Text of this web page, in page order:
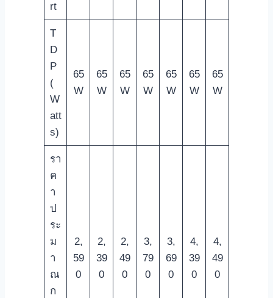
rt
T
D
P
(
W
att
s)
65
W
65
W
65
W
65
W
65
W
65
W
65
W
รา
ค
า
ป
ระ
ม
า
ณ
ก
2,
59
0
2,
39
0
2,
49
0
3,
79
0
3,
69
0
4,
39
0
4,
49
0